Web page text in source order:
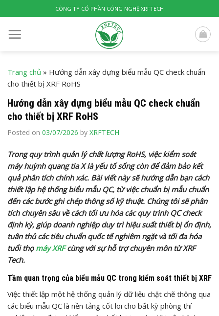
to
content
CÔNG TY CỔ PHẦN CÔNG NGHỆ XRFTECH
Trang chủ » Hướng dẫn xây dựng biểu mẫu QC check chuẩn
cho thiết bị XRF RoHS
Hướng dẫn xây dựng biểu mẫu QC check chuẩn
cho thiết bị XRF RoHS
Posted on 03/07/2026 by XRFTECH
Trong quy trình quản lý chất lượng RoHS, việc kiểm soát
máy huỳnh quang tia X là yếu tố sống còn để đảm bảo kết
quả phân tích chính xác. Bài viết này sẽ hướng dẫn bạn cách
thiết lập hệ thống biểu mẫu QC, từ việc chuẩn bị mẫu chuẩn
đến các bước ghi chép thông số kỹ thuật. Chúng tôi sẽ phân
tích chuyên sâu về cách tối ưu hóa các quy trình QC check
định kỳ, giúp doanh nghiệp duy trì hiệu suất thiết bị ổn định,
tuân thủ các tiêu chuẩn quốc tế nghiêm ngặt và tối đa hóa
tuổi thọ máy XRFcùng với sự hỗ trợ chuyên môn từ XRF
Tech.
Tầm quan trọng của biểu mẫu QC trong kiểm soát thiết bị XRF
Việc thiết lập một hệ thống quản lý dữ liệu chặt chẽ thông qua
các biểu mẫu QC là nền tảng cốt lõi cho bất kỳ phòng thí